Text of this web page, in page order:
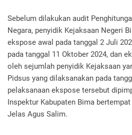
Sebelum dilakukan audit
Negara, penyidik Kejaksaan Negeri
ekspose awal pada tanggal 2 Juli
pada tanggal 11 Oktober 2024, dan
oleh sejumlah penyidik Kejaksaan
Pidsus yang dilaksanakan pada
pelaksanaan ekspose tersebut
Inspektur Kabupaten Bima
Jelas Agus Salim.